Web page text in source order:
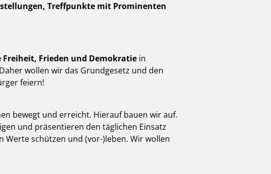
Treffpunkte mit Prominenten
Freiheit, Frieden und Demokratie in
wollen wir das Grundgesetz und den
feiern!
bewegt und erreicht. Hierauf bauen wir auf.
und präsentieren den täglichen Einsatz
Werte schützen und (vor-)leben. Wir wollen